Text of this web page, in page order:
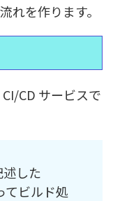
れを作ります。
CD サービスで
した
てビルド処